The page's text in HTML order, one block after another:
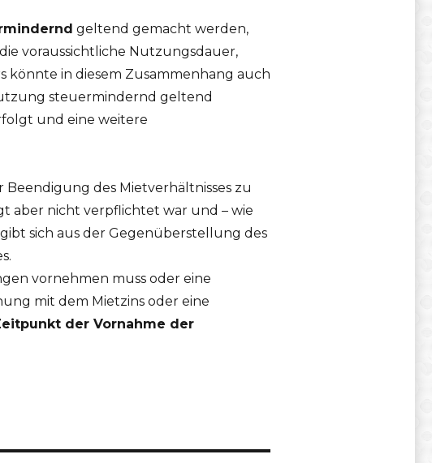
geltend gemacht werden,
voraussichtliche Nutzungsdauer,
könnte in diesem Zusammenhang auch
steuermindernd geltend
und eine weitere
des Mietverhältnisses zu
aber nicht verpflichtet war und – wie
sich aus der Gegenüberstellung des
vornehmen muss oder eine
mit dem Mietzins oder eine
der Vornahme der